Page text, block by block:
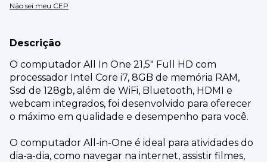
Não sei meu CEP
Descrição
O computador All In One 21,5" Full HD com
processador Intel Core i7, 8GB de memória RAM,
Ssd de 128gb, além de WiFi, Bluetooth, HDMI e
webcam integrados, foi desenvolvido para oferecer
o máximo em qualidade e desempenho para você.
O computador All-in-One é ideal para atividades do
dia-a-dia, como navegar na internet, assistir filmes,